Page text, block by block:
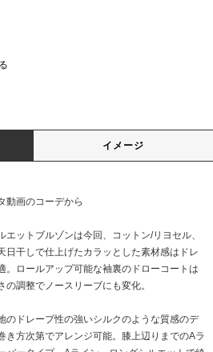
イメージ
動画のコーデから
エットブルゾンは今回、コットン/リヨセル、
日干しで仕上げたカラッとした素材感はドレ
。ロールアップ可能な袖裏のドローコートは
調整でノースリーブにも変化。
のドレープ性の強いシルクのような質感のデ
き方次第でアレンジ可能。膝上辺りまでのAラ